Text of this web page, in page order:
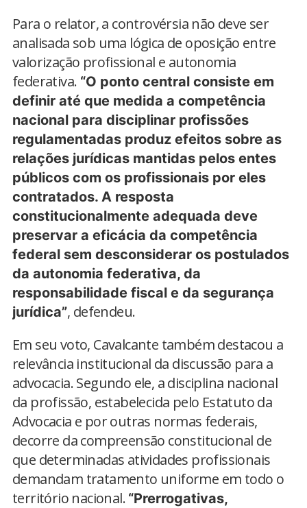
Para o relator, a controvérsia não deve ser
analisada sob uma lógica de oposição entre
valorização profissional e autonomia
federativa. “O ponto central consiste em
definir até que medida a competência
nacional para disciplinar profissões
regulamentadas produz efeitos sobre as
relações jurídicas mantidas pelos entes
públicos com os profissionais por eles
contratados. A resposta
constitucionalmente adequada deve
preservar a eficácia da competência
federal sem desconsiderar os postulados
da autonomia federativa, da
responsabilidade fiscal e da segurança
jurídica”, defendeu.
Em seu voto, Cavalcante também destacou a
relevância institucional da discussão para a
advocacia. Segundo ele, a disciplina nacional
da profissão, estabelecida pelo Estatuto da
Advocacia e por outras normas federais,
decorre da compreensão constitucional de
que determinadas atividades profissionais
demandam tratamento uniforme em todo o
território nacional. “Prerrogativas,